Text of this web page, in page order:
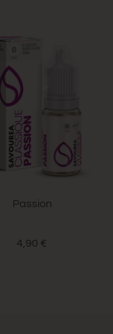
Passion
4,90 €